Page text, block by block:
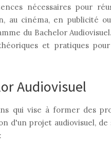
nécessaires pour
au cinéma, en publicité
du Bachelor
et pratiques
Audiovisuel
qui vise à former des
d'un projet audiovisuel,